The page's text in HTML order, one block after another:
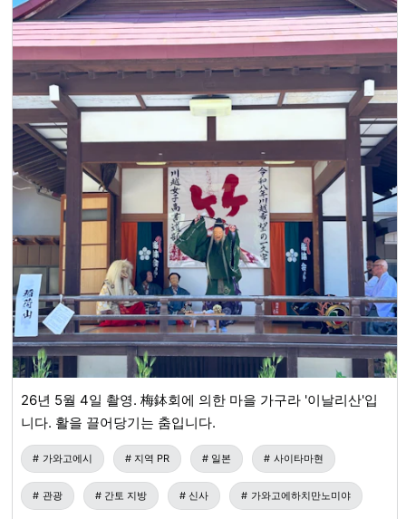
26년 5월 4일 촬영. 梅鉢회에 의한 마을 가구라 '이날리산'입
니다. 활을 끌어당기는 춤입니다.
가와고에시 지역 PR 일본 사이타마현
관광 간토 지방 신사 가와고에하치만노미야